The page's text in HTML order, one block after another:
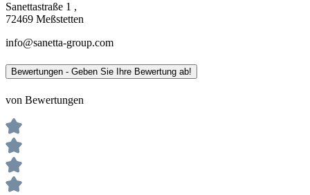
Sanettastraße 1 ,
72469 Meßstetten
info@sanetta-group.com
Bewertungen - Geben Sie Ihre Bewertung ab!
von Bewertungen